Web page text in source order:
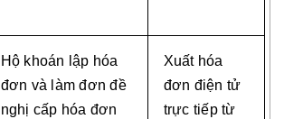
Hộ khoán lập hóa
đơn và làm đơn đề
nghị cấp hóa đơn
Xuất hóa
đơn điện tử
trực tiếp từ